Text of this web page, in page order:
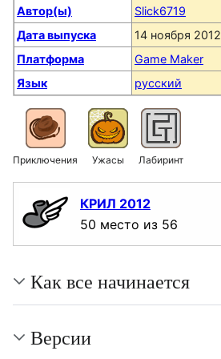
Автор(ы)
Slick6719
Дата выпуска
14 ноября 2012
Платформа
Game Maker
Язык
русский
Приключения Ужасы Лабиринт
КРИЛ 2012
50 место из 56
Как все начинается
Версии